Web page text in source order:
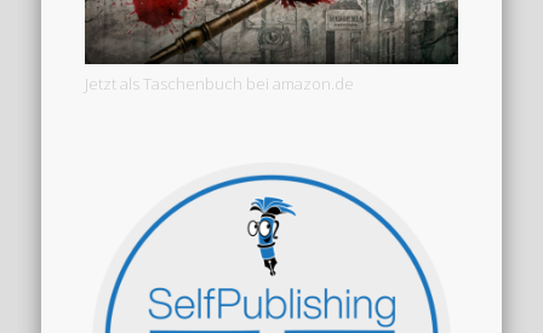
Jetzt als Taschenbuch bei amazon.de